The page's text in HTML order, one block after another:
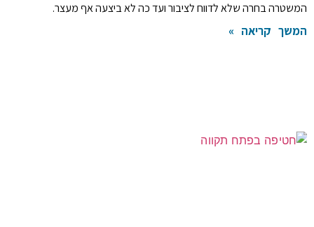
המשטרה בחרה שלא לדווח לציבור ועד כה לא ביצעה אף מעצר.
המשך קריאה »